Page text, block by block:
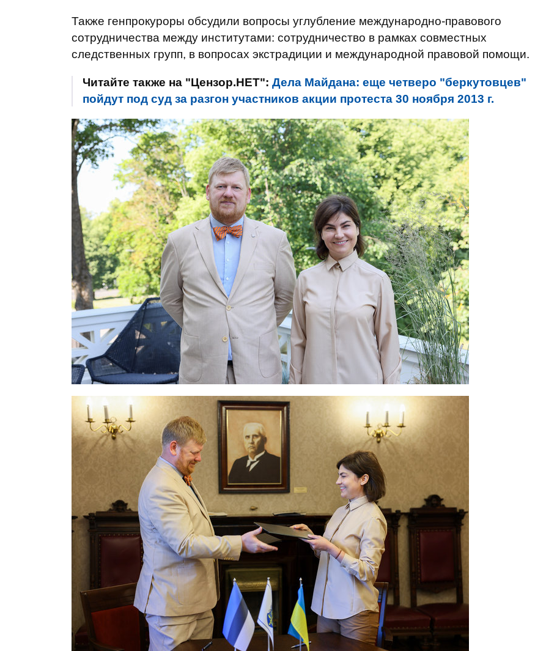
Также генпрокуроры обсудили вопросы углубление международно-правового
сотрудничества между институтами: сотрудничество в рамках совместных
следственных групп, в вопросах экстрадиции и международной правовой помощи.
Читайте также на "Цензор.НЕТ": Дела Майдана: еще четверо "беркутовцев"
пойдут под суд за разгон участников акции протеста 30 ноября 2013 г.